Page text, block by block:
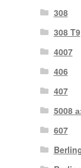
308
308 T9
4007
406
407
5008
607